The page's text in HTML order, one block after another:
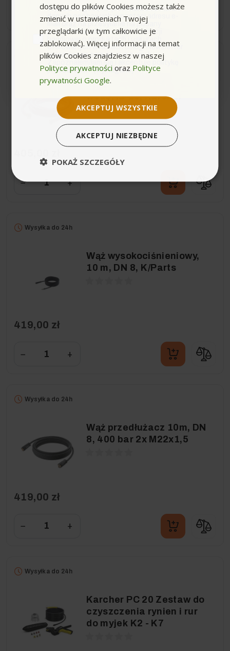
+
Wysyłka do 14 dni
Wąż doprowadzający
wodę, ID 13, Karcher
− +
Wysyłka do 24h
Wąż wysokociśnieniowy,
10 m, DN 8, K/Parts
419,00 zł
− +
Wysyłka do 24h
Wąż przedłużacz 10m, DN
8, 400 bar 2x M22x1,5
419,00 zł
− +
Wysyłka do 24h
Karcher PC 20 Zestaw do
czyszczenia rynien i rur
do myjek K2 - K7
dostępu do plików Cookies możesz także
zmienić w ustawieniach Twojej
przeglądarki (w tym całkowicie je
zablokować). Więcej informacji na temat
plików Cookies znajdziesz w naszej
Polityce prywatności oraz Polityce
prywatności Google.
AKCEPTUJ WSZYSTKIE
AKCEPTUJ NIEZBĘDNE
POKAŻ SZCZEGÓŁY
zgodaWyrażam zgodę na przetwarzanie moich
danych osobowych w postaci adresu e-
mail oraz na przesyłanie na podany
przeze mnie adres e-mail informacji
handlowej o produktach i usługach
oferowanych w ramach usługi Newsletter
przez ocean.com sp. z o.o. sp. k.
Zapoznałem/łam się i akceptuję politykę
prywatności. *(wymagane)